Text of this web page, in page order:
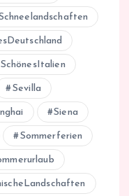
SchönesItalien
Sevilla
Siena
Sommerferien